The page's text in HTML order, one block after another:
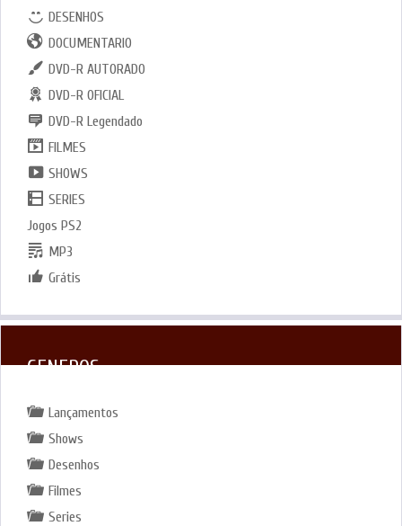
DESENHOS
DOCUMENTARIO
DVD-R AUTORADO
DVD-R OFICIAL
DVD-R Legendado
FILMES
SHOWS
SERIES
Jogos PS2
MP3
Grátis
GENEROS
Lançamentos
Shows
Desenhos
Filmes
Series